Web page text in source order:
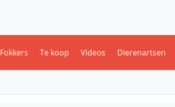
Fokkers Te koop Videos Dierenartsen